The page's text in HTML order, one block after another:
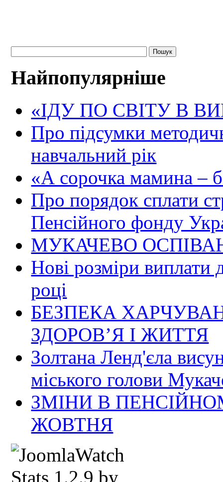
Найпопулярніше
«ІДУ ПО СВІТУ В
Про підсумки
навчальний рік
«А сорочка мамина –
Про порядок сплати
Пенсійного фонду
МУКАЧЕВО
Нові розміри виплати
році
БЕЗПЕКА
ЗДОРОВ’Я І ЖИТТЯ
Золтана Ленд'єла
міського голови
ЗМІНИ В
ЖОВТНЯ